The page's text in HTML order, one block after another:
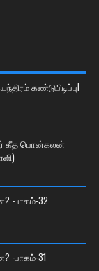
கண்டுபிடிப்பு!
கீத பொன்கலன்
-பாகம்-32
-பாகம்-31